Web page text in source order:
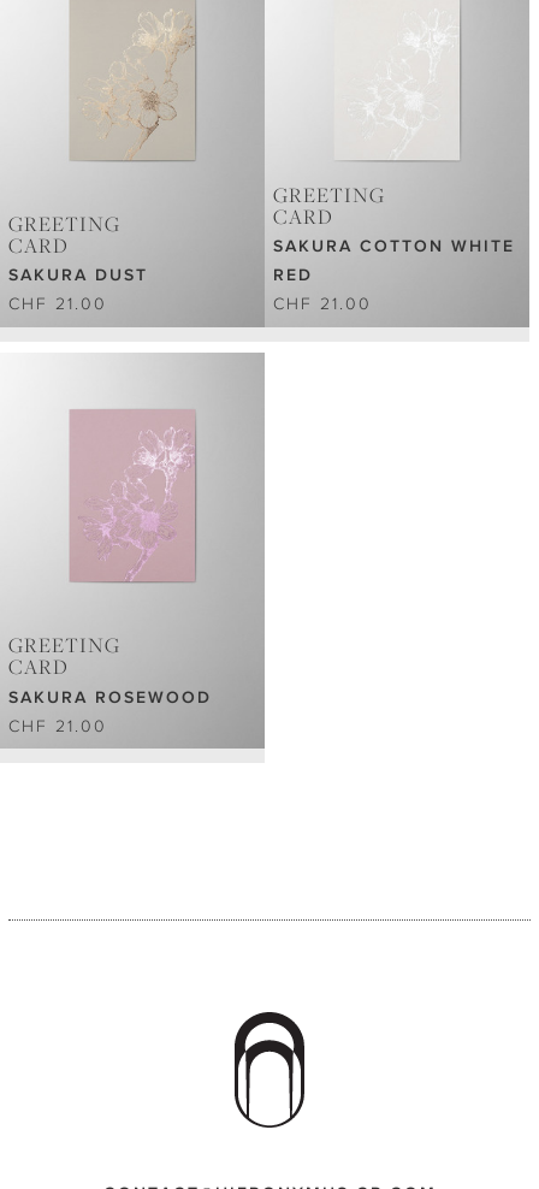
GREETING
CARD
SAKURA DUST
CHF 21.00
GREETING
CARD
SAKURA COTTON WHITE
RED
CHF 21.00
GREETING
CARD
SAKURA ROSEWOOD
CHF 21.00